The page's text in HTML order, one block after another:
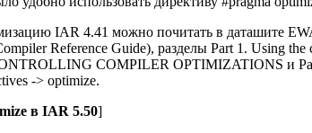
IAR 4.41 можно почитать в даташите
Reference Guide), разделы Part 1. Using
COMPILER OPTIMIZATIONS и
-> optimize.
в IAR 5.50]